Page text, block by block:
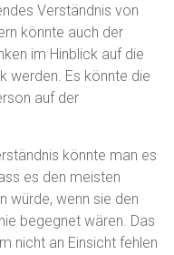
Verständnis von
könnte auch der
im Hinblick auf die
werden. Es könnte die
auf der
könnte man es
es den meisten
würde, wenn sie den
begegnet wären. Das
nicht an Einsicht fehlen